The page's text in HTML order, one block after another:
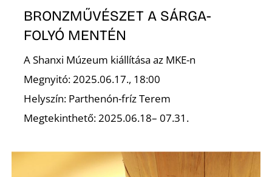
BRONZMŰVÉSZET A SÁRGA-
FOLYÓ MENTÉN
A Shanxi Múzeum kiállítása az MKE-n
Megnyitó: 2025.06.17., 18:00
Helyszín: Parthenón-fríz Terem
Megtekinthető: 2025.06.18– 07.31.